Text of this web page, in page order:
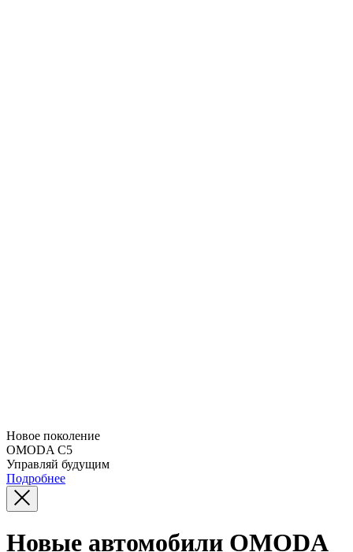
Новое поколение
OMODA C5
Управляй будущим
Подробнее
Новые автомобили OMODA